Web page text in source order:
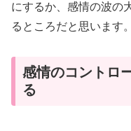
にするか、感情の波の
るところだと思います。
感情のコントロ
る